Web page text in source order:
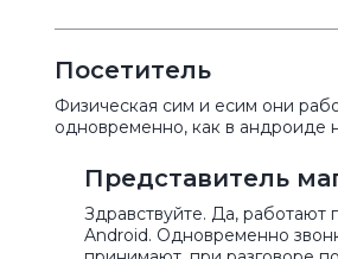
Посетитель
Физическая сим и есим они
одновременно, как в андроиде
Представитель
Здравствуйте. Да, работают
Android. Одновременно